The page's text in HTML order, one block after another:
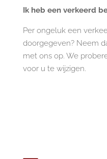
Ik heb een verkeerd
Per ongeluk een
doorgegeven? Neem
met ons op. We
voor u te wijzigen.